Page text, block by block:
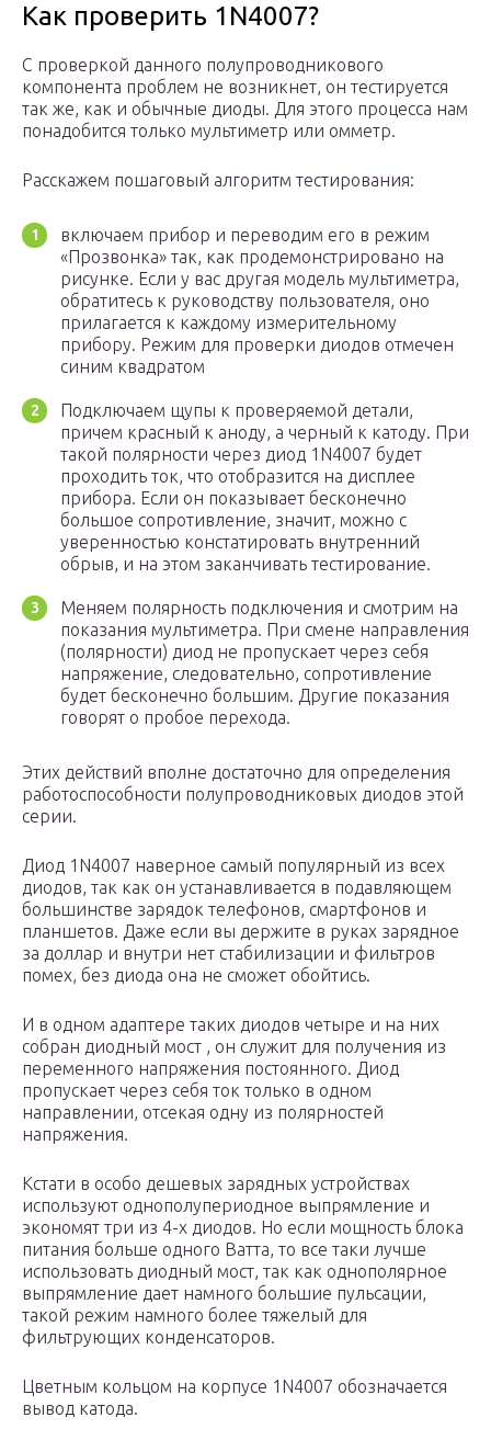
Как проверить 1N4007?
С проверкой данного полупроводникового
компонента проблем не возникнет, он тестируется
так же, как и обычные диоды. Для этого процесса нам
понадобится только мультиметр или омметр.
Расскажем пошаговый алгоритм тестирования:
включаем прибор и переводим его в режим
«Прозвонка» так, как продемонстрировано на
рисунке. Если у вас другая модель мультиметра,
обратитесь к руководству пользователя, оно
прилагается к каждому измерительному
прибору. Режим для проверки диодов отмечен
синим квадратом
Подключаем щупы к проверяемой детали,
причем красный к аноду, а черный к катоду. При
такой полярности через диод 1N4007 будет
проходить ток, что отобразится на дисплее
прибора. Если он показывает бесконечно
большое сопротивление, значит, можно с
уверенностью констатировать внутренний
обрыв, и на этом заканчивать тестирование.
Меняем полярность подключения и смотрим на
показания мультиметра. При смене направления
(полярности) диод не пропускает через себя
напряжение, следовательно, сопротивление
будет бесконечно большим. Другие показания
говорят о пробое перехода.
Этих действий вполне достаточно для определения
работоспособности полупроводниковых диодов этой
серии.
Диод 1N4007 наверное самый популярный из всех
диодов, так как он устанавливается в подавляющем
большинстве зарядок телефонов, смартфонов и
планшетов. Даже если вы держите в руках зарядное
за доллар и внутри нет стабилизации и фильтров
помех, без диода она не сможет обойтись.
И в одном адаптере таких диодов четыре и на них
собран диодный мост , он служит для получения из
переменного напряжения постоянного. Диод
пропускает через себя ток только в одном
направлении, отсекая одну из полярностей
напряжения.
Кстати в особо дешевых зарядных устройствах
используют однополупериодное выпрямление и
экономят три из 4-х диодов. Но если мощность блока
питания больше одного Ватта, то все таки лучше
использовать диодный мост, так как однополярное
выпрямление дает намного большие пульсации,
такой режим намного более тяжелый для
фильтрующих конденсаторов.
Цветным кольцом на корпусе 1N4007 обозначается
вывод катода.